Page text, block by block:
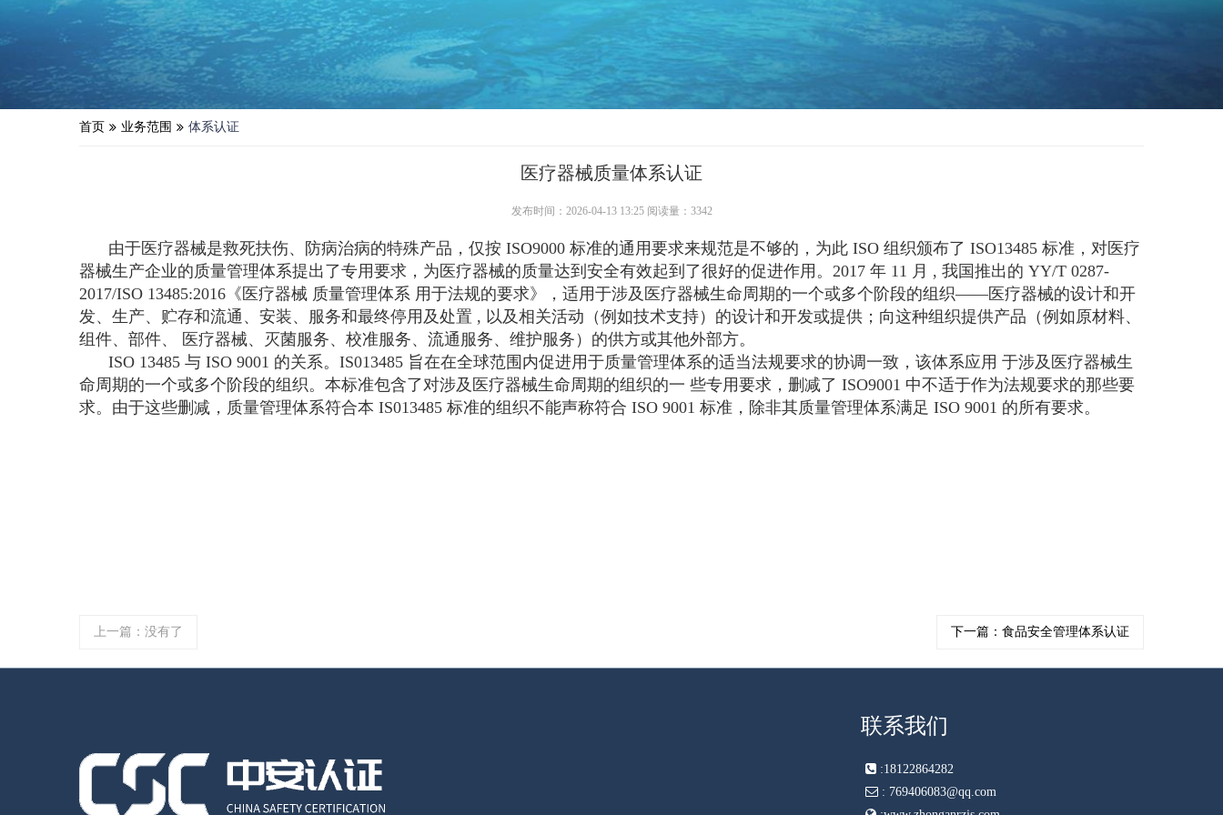
首页 业务范围 体系认证
医疗器械质量体系认证
发布时间：2026-04-13 13:25 阅读量：3342
由于医疗器械是救死扶伤、防病治病的特殊产品，仅按 ISO9000 标准的通用要求来规范是不够的，为此 ISO 组织颁布了 ISO13485 标准，对医疗
器械生产企业的质量管理体系提出了专用要求，为医疗器械的质量达到安全有效起到了很好的促进作用。2017 年 11 月 , 我国推出的 YY/T 0287-
2017/ISO 13485:2016《医疗器械 质量管理体系 用于法规的要求》，适用于涉及医疗器械生命周期的一个或多个阶段的组织——医疗器械的设计和开
发、生产、贮存和流通、安装、服务和最终停用及处置 , 以及相关活动（例如技术支持）的设计和开发或提供；向这种组织提供产品（例如原材料、
组件、部件、 医疗器械、灭菌服务、校准服务、流通服务、维护服务）的供方或其他外部方。
ISO 13485 与 ISO 9001 的关系。 IS013485 旨在在全球范围内促进用于质量管理体系的适当法规要求的协调一致，该体系应用 于涉及医疗器械生
命周期的一个或多个阶段的组织。本标准包含了对涉及医疗器械生命周期的组织的一 些专用要求，删减了 ISO9001 中不适于作为法规要求的那些要
求。由于这些删减，质量管理体系符合本 IS013485 标准的组织不能声称符合 ISO 9001 标准，除非其质量管理体系满足 ISO 9001 的所有要求。
上一篇：没有了 下一篇：食品安全管理体系认证
联系我们
:18122864282
: 769406083@qq.com